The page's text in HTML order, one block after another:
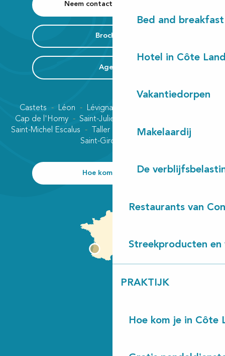
Bed and breakfast
Hotel in Côte
Vakantiedorpen
Makelaardij
De
Restaurants van
Streekproducten en
PRAKTIJK
Hoe kom je in Côte
Neem contact met ons op
Brochures
Agenda
Castets Léon Lévignacq
Cap de l'Homy
Saint-Julien-en-Born
Saint-Michel Escalus
Taller
Vielle-Saint-Girons
Saint-Girons plage
Hoe kom ik daar?